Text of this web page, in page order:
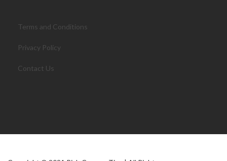
Terms and Conditions
Privacy Policy
Contact Us